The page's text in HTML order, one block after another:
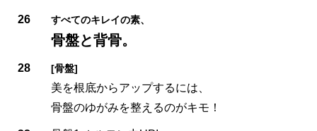
26 すべてのキレイの素、
骨盤と背骨。
28 [骨盤]
美を根底からアップするには、
骨盤のゆがみを整えるのがキモ！